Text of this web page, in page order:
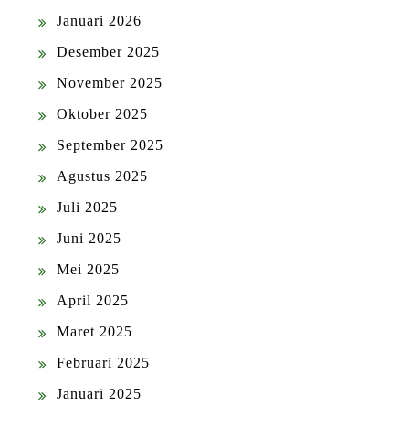
Januari 2026
Desember 2025
November 2025
Oktober 2025
September 2025
Agustus 2025
Juli 2025
Juni 2025
Mei 2025
April 2025
Maret 2025
Februari 2025
Januari 2025